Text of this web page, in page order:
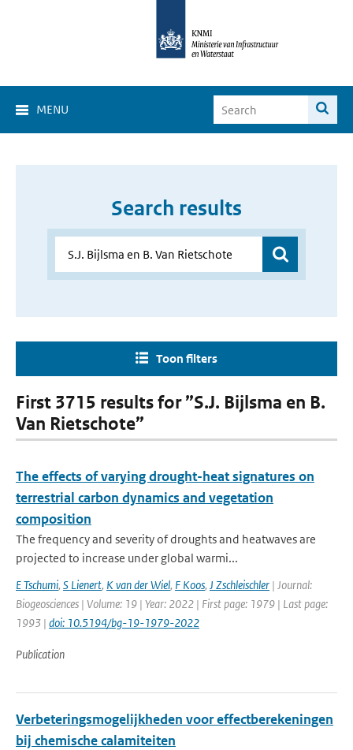
MENU
Search results
Toon filters
First 3715 results for ”S.J. Bijlsma en B.
Van Rietschote”
The effects of varying drought-heat signatures on
terrestrial carbon dynamics and vegetation
composition
The frequency and severity of droughts and heatwaves are
projected to increase under global warmi...
E Tschumi, S Lienert, K van der Wiel, F Koos, J Zschleischler | Journal:
Biogeosciences | Volume: 19 | Year: 2022 | First page: 1979 | Last page:
1993 | doi: 10.5194/bg-19-1979-2022
Publication
Verbeteringsmogelijkheden voor effectberekeningen
bij chemische calamiteiten